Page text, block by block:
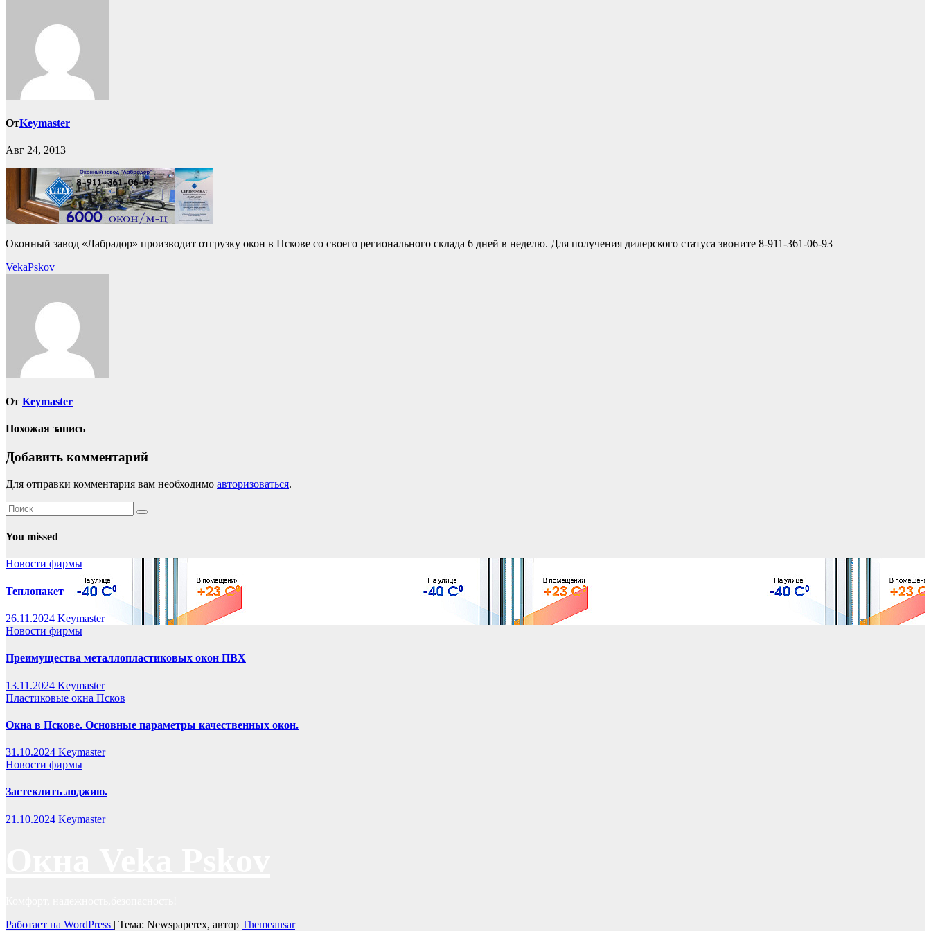
ОтKeymaster
Авг 24, 2013
Оконный завод «Лабрадор» производит отгрузку окон в Пскове со своего регионального склада 6 дней в неделю. Для получения дилерского статуса звоните 8-911-361-06-93
Навигация
записям
VekaPskov
От Keymaster
Похожая запись
Добавить комментарий
Для отправки комментария вам необходимо авторизоваться.
You missed
Новости фирмы
Теплопакет
26.11.2024 Keymaster
Новости фирмы
Преимущества металлопластиковых окон ПВХ
13.11.2024 Keymaster
Пластиковые окна Псков
Окна в Пскове. Основные параметры качественных окон.
31.10.2024 Keymaster
Новости фирмы
Застеклить лоджию.
21.10.2024 Keymaster
Работает на WordPress
Тема: Newspaperex, автор Themeansar